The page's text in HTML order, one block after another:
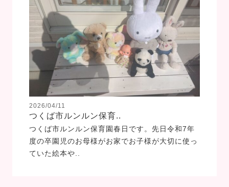
2026/04/11
つくば市ルンルン保育..
つくば市ルンルン保育園春日です。先日令和7年
度の卒園児のお母様がお家でお子様が大切に使っ
ていた絵本や..